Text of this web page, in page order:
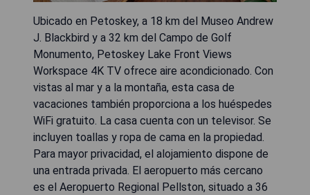
Ubicado en Petoskey, a 18 km del Museo Andrew
J. Blackbird y a 32 km del Campo de Golf
Monumento, Petoskey Lake Front Views
Workspace 4K TV ofrece aire acondicionado. Con
vistas al mar y a la montaña, esta casa de
vacaciones también proporciona a los huéspedes
WiFi gratuito. La casa cuenta con un televisor. Se
incluyen toallas y ropa de cama en la propiedad.
Para mayor privacidad, el alojamiento dispone de
una entrada privada. El aeropuerto más cercano
es el Aeropuerto Regional Pellston, situado a 36